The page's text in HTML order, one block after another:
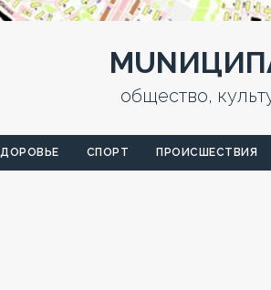
общество,
СПОРТ ПРОИСШЕСТВИЯ